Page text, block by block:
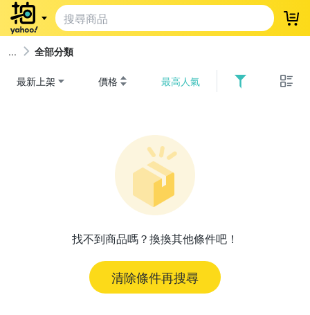
登
全部分類
最新上架 價格 最高人氣
找不到商品嗎？換換其他條件吧！
清除條件再搜尋